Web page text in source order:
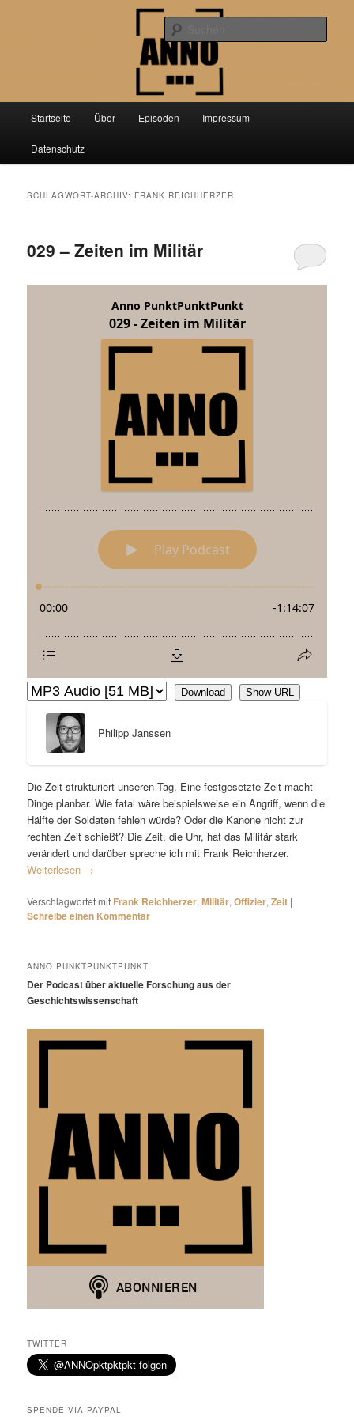
Anno PunktPunktPunkt
Der Podcast über aktuelle Forschung aus der Geschichtswissenschaft
Startseite Über Episoden Impressum
Datenschutz
SCHLAGWORT-ARCHIV: FRANK REICHHERZER
029 – Zeiten im Militär
Download Show URL
Philipp Janssen
Die Zeit strukturiert unseren Tag. Eine festgesetzte Zeit macht
Dinge planbar. Wie fatal wäre beispielsweise ein Angriff, wenn die
Hälfte der Soldaten fehlen würde? Oder die Kanone nicht zur
rechten Zeit schießt? Die Zeit, die Uhr, hat das Militär stark
verändert und darüber spreche ich mit Frank Reichherzer.
Weiterlesen →
Verschlagwortet mit Frank Reichherzer,Militär,Offizier,Zeit |
Schreibe einen Kommentar
ANNO PUNKTPUNKTPUNKT
Der Podcast über aktuelle Forschung aus der
Geschichtswissenschaft
TWITTER
SPENDE VIA PAYPAL